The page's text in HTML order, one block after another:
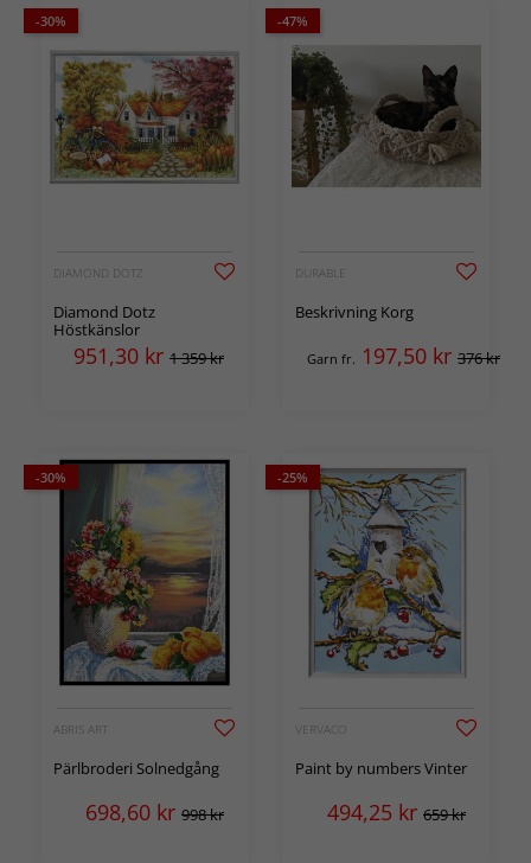
-30%
DIAMOND DOTZ
Diamond Dotz
Höstkänslor
951,30 kr 1 359 kr
-47%
DURABLE
Beskrivning Korg
Garn fr. 197,50 kr 376 kr
-30%
ABRIS ART
Pärlbroderi Solnedgång
698,60 kr 998 kr
-25%
VERVACO
Paint by numbers Vinter
494,25 kr 659 kr